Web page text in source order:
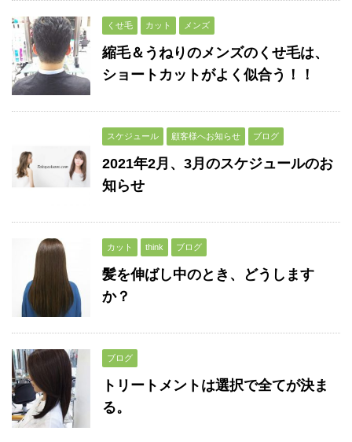
くせ毛 カット メンズ
縮毛＆うねりのメンズのくせ毛は、
ショートカットがよく似合う！！
スケジュール 顧客様へお知らせ ブログ
2021年2月、3月のスケジュールのお
知らせ
カット think ブログ
髪を伸ばし中のとき、どうします
か？
ブログ
トリートメントは選択で全てが決ま
る。